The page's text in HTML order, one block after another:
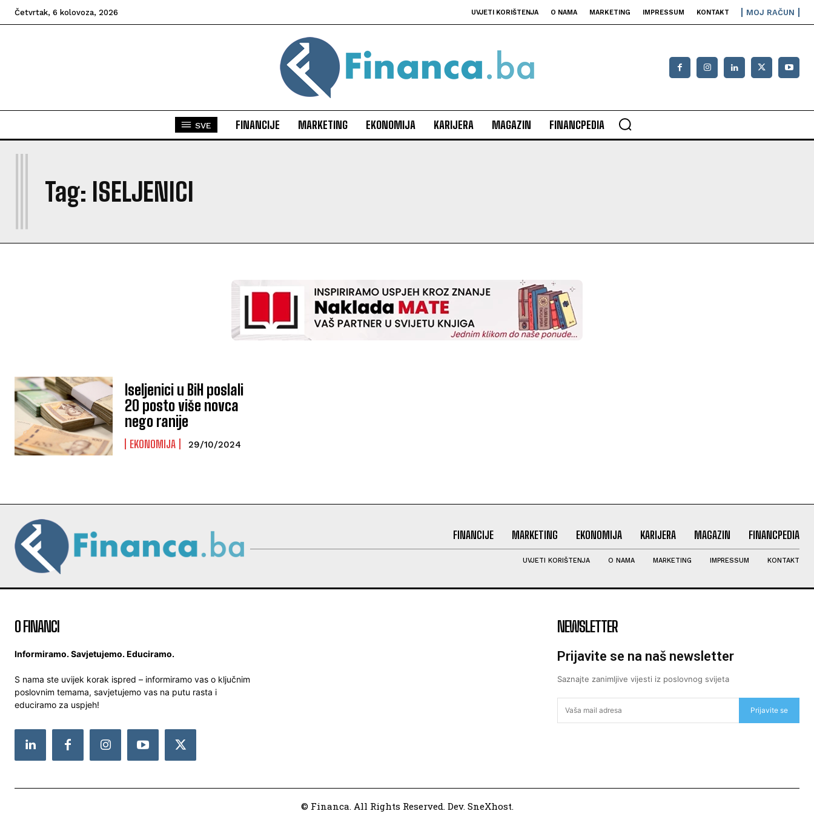
Četvrtak, 6 kolovoza, 2026 UVJETI KORIŠTENJA O NAMA MARKETING IMPRESSUM KONTAKT MOJ RAČUN
SVE FINANCIJE MARKETING EKONOMIJA KARIJERA MAGAZIN FINANCPEDIA
Tag: ISELJENICI
I
Iseljenici u BiH poslali
20 posto više novca
nego ranije
EKONOMIJA 29/10/2024
FINANCIJE MARKETING EKONOMIJA KARIJERA MAGAZIN FINANCPEDIA
UVJETI KORIŠTENJA O NAMA MARKETING IMPRESSUM KONTAKT
O FINANCI
Informiramo. Savjetujemo. Educiramo.
S nama ste uvijek korak ispred – informiramo vas o ključnim
poslovnim temama, savjetujemo vas na putu rasta i
educiramo za uspjeh!
NEWSLETTER
Prijavite se na naš newsletter
Saznajte zanimljive vijesti iz poslovnog svijeta
Prijavite se
© Financa. All Rights Reserved. Dev. SneXhost.